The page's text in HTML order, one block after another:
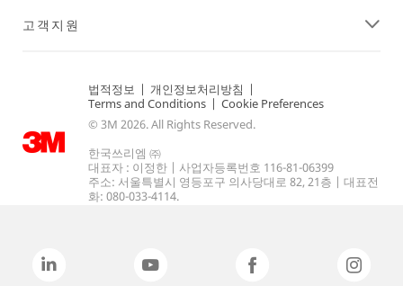
고객지원
법적정보 | 개인정보처리방침 |
Terms and Conditions | Cookie Preferences
© 3M 2026. All Rights Reserved.
한국쓰리엠 ㈜
대표자 : 이정한 | 사업자등록번호 116-81-06399
주소: 서울특별시 영등포구 의사당대로 82, 21층 | 대표전
화: 080-033-4114.